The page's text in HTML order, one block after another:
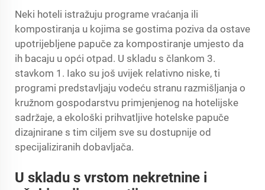
Neki hoteli istražuju programe vraćanja ili
kompostiranja u kojima se gostima poziva da ostave
upotrijebljene papuče za kompostiranje umjesto da
ih bacaju u opći otpad. U skladu s člankom 3.
stavkom 1. Iako su još uvijek relativno niske, ti
programi predstavljaju vodeću stranu razmišljanja o
kružnom gospodarstvu primjenjenog na hotelijske
sadržaje, a ekološki prihvatljive hotelske papuče
dizajnirane s tim ciljem sve su dostupnije od
specijaliziranih dobavljača.
U skladu s vrstom nekretnine i